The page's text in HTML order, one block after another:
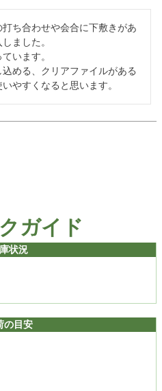
ち合わせや会合に下敷きがあ
ました。
います。
める、クリアファイルがある
やすくなると思います。
ガイド
状況
の目安